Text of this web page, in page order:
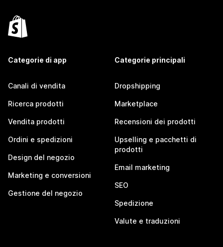
Categorie di app
Canali di vendita
Ricerca prodotti
Vendita prodotti
Ordini e spedizioni
Design del negozio
Marketing e conversioni
Gestione del negozio
Categorie principali
Dropshipping
Marketplace
Recensioni dei prodotti
Upselling e pacchetti di
prodotti
Email marketing
SEO
Spedizione
Valute e traduzioni